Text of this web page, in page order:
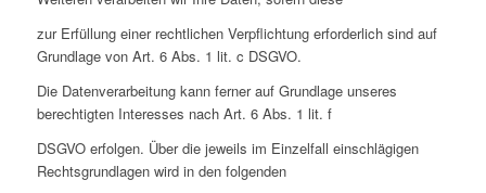
zur Erfüllung einer rechtlichen Verpflichtung erforderlich sind auf
Grundlage von Art. 6 Abs. 1 lit. c DSGVO.
Die Datenverarbeitung kann ferner auf Grundlage unseres
berechtigten Interesses nach Art. 6 Abs. 1 lit. f
DSGVO erfolgen. Über die jeweils im Einzelfall einschlägigen
Rechtsgrundlagen wird in den folgenden